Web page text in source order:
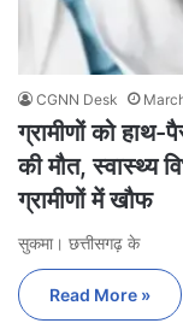
CGNN Desk
ग्रामीणों को
की मौत, स्वास्थ्य
ग्रामीणों में खौफ
सुकमा। छत्तीसगढ़ के
Read More »